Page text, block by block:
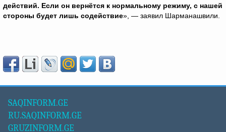
действий. Если он вернётся к нормальному режиму, с нашей
стороны будет лишь содействие», — заявил Шарманашвили.
SAQINFORM.GE
RU.SAQINFORM.GE
GRUZINFORM.GE